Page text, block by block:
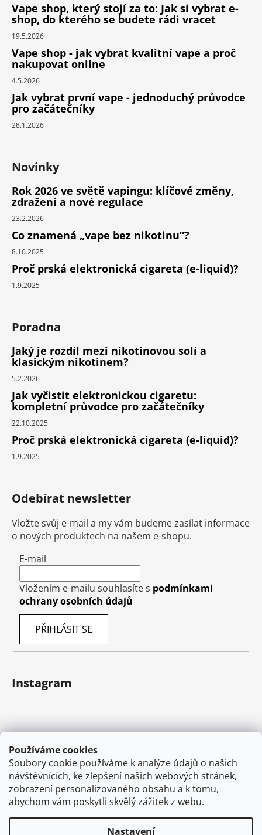
Používáme cookies
Soubory cookie používáme k analýze údajů o našich
návštěvnících, ke zlepšení našich webových stránek,
zobrazení personalizovaného obsahu a k tomu,
abychom vám poskytli skvělý zážitek z webu.
Nastavení
Vape shop, který stojí za to: Jak si vybrat e-
shop, do kterého se budete rádi vracet
19.5.2026
Vape shop - jak vybrat kvalitní vape a proč
nakupovat online
4.5.2026
Jak vybrat první vape - jednoduchý průvodce
pro začátečníky
28.1.2026
Novinky
Rok 2026 ve světě vapingu: klíčové změny,
zdražení a nové regulace
23.2.2026
Co znamená „vape bez nikotinu“?
8.10.2025
Proč prská elektronická cigareta (e-liquid)?
1.9.2025
Poradna
Jaký je rozdíl mezi nikotinovou solí a
klasickým nikotinem?
5.2.2026
Jak vyčistit elektronickou cigaretu:
kompletní průvodce pro začátečníky
22.10.2025
Proč prská elektronická cigareta (e-liquid)?
1.9.2025
Odebírat newsletter
Vložte svůj e-mail a my vám budeme zasílat informace
o nových produktech na našem e-shopu.
E-mail
Vložením e-mailu souhlasíte s podmínkami
ochrany osobních údajů
PŘIHLÁSIT SE
Instagram
Sledovat na Instagramu